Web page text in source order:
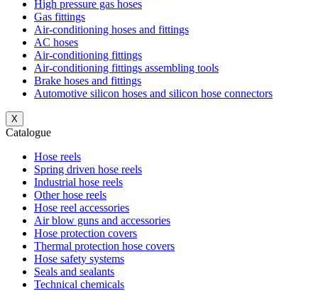
High pressure gas hoses
Gas fittings
Air-conditioning hoses and fittings
AC hoses
Air-conditioning fittings
Air-conditioning fittings assembling tools
Brake hoses and fittings
Automotive silicon hoses and silicon hose connectors
X
Catalogue
Hose reels
Spring driven hose reels
Industrial hose reels
Other hose reels
Hose reel accessories
Air blow guns and accessories
Hose protection covers
Thermal protection hose covers
Hose safety systems
Seals and sealants
Technical chemicals